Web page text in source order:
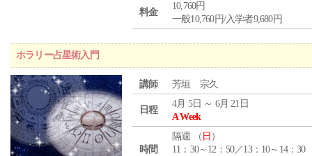
料金
10,760円
一般10,760円/入学者9,680円
ホラリー占星術入門
講師 芳垣 宗久
日程
4月 5日 ～ 6月 21日
A Week
時間
隔週 （ 日 ）
11：30～12：50／13：10～14：30